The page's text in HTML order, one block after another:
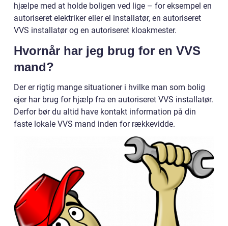
hjælpe med at holde boligen ved lige – for eksempel en
autoriseret elektriker eller el installatør, en autoriseret
VVS installatør og en autoriseret kloakmester.
Hvornår har jeg brug for en VVS
mand?
Der er rigtig mange situationer i hvilke man som bolig
ejer har brug for hjælp fra en autoriseret VVS installatør.
Derfor bør du altid have kontakt information på din
faste lokale VVS mand inden for rækkevidde.